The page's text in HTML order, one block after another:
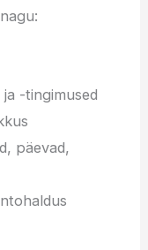
-tingimused
päevad,